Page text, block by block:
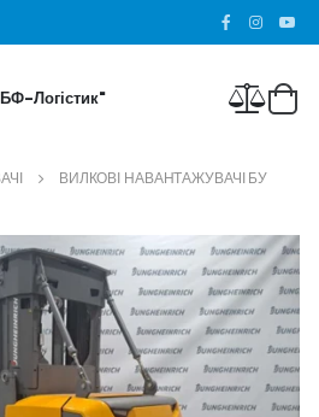
Логістик"
ВИЛКОВІ НАВАНТАЖУВАЧІ БУ